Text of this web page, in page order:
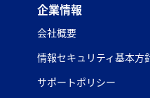
企業情報
会社概要
情報セキュリティ基本方
サポートポリシー